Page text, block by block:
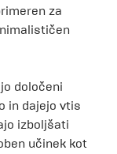
za
določeni
in dajejo vtis
izboljšati
učinek kot